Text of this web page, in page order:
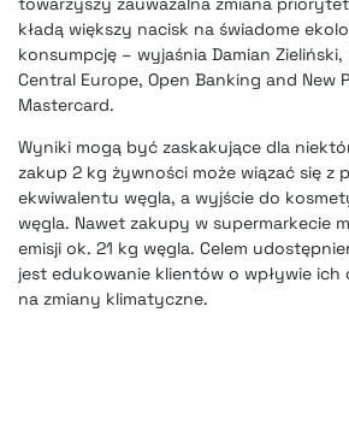
kładą większy nacisk na świadome
konsumpcję – wyjaśnia Damian
Central Europe, Open Banking and New
Mastercard.
Wyniki mogą być zaskakujące dla
zakup 2 kg żywności może wiązać się z
ekwiwalentu węgla, a wyjście do
węgla. Nawet zakupy w supermarkecie
emisji ok. 21 kg węgla. Celem
jest edukowanie klientów o wpływie
na zmiany klimatyczne.